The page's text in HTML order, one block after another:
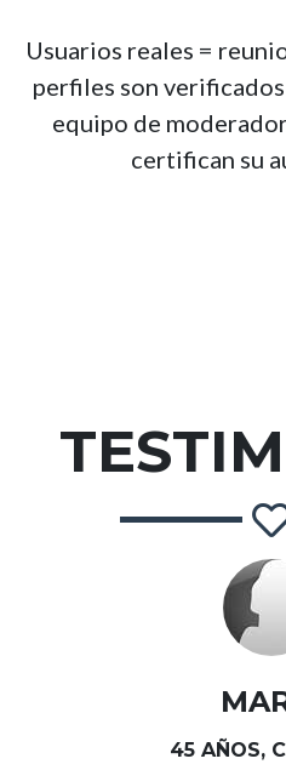
Usuarios reales =
perfiles son
equipo de
certifican su
45 AÑOS,